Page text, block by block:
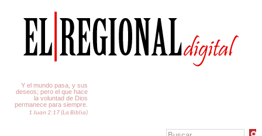
Y el mundo pasa, y sus
deseos; pero el que hace
la voluntad de Dios
permanece para siempre.
1 Juan 2:17 (La Biblia)